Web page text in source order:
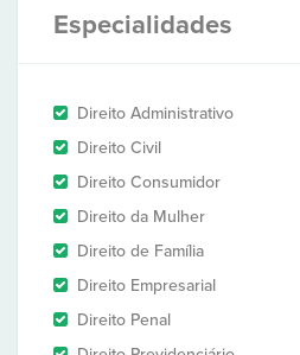
Especialidades
Direito Administrativo
Direito Civil
Direito Consumidor
Direito da Mulher
Direito de Família
Direito Empresarial
Direito Penal